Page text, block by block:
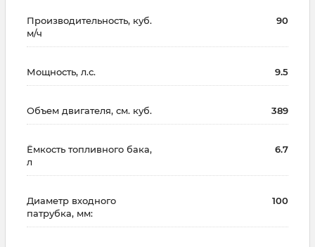
Производительность, куб.
м/ч
90
Мощность, л.с. 9.5
Объем двигателя, см. куб. 389
Ёмкость топливного бака,
л
6.7
Диаметр входного
патрубка, мм:
100